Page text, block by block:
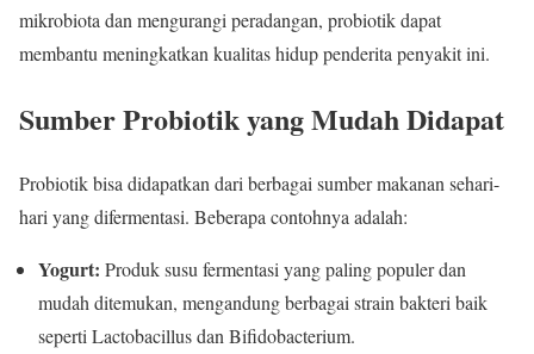
mikrobiota dan mengurangi peradangan, probiotik dapat
membantu meningkatkan kualitas hidup penderita penyakit ini.
Sumber Probiotik yang Mudah Didapat
Probiotik bisa didapatkan dari berbagai sumber makanan sehari-
hari yang difermentasi. Beberapa contohnya adalah:
Yogurt: Produk susu fermentasi yang paling populer dan
mudah ditemukan, mengandung berbagai strain bakteri baik
seperti Lactobacillus dan Bifidobacterium.